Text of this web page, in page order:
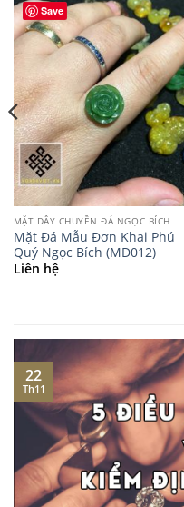
Save
MẶT DÂY CHUYỀN ĐÁ NGỌC BÍCH
Mặt Đá Mẫu Đơn Khai Phú
Quý Ngọc Bích (MD012)
Liên hệ
22
Th11